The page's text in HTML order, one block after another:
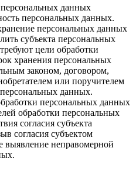
данных
персональных данных.
персональных данных
субъекта персональных
цели обработки
хранения персональных
законом, договором,
или поручителем
персональных данных.
персональных данных
обработки персональных
согласия субъекта
согласия субъектом
выявление неправомерной